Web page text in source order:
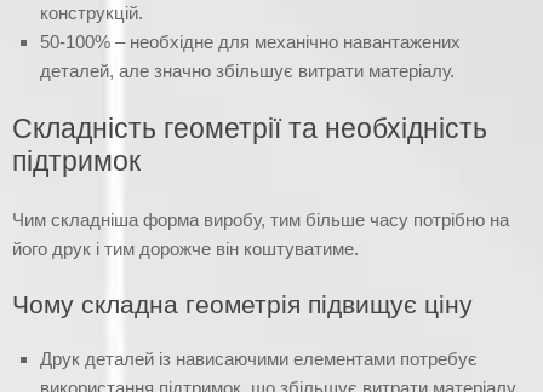
конструкцій.
50-100% – необхідне для механічно навантажених
деталей, але значно збільшує витрати матеріалу.
Складність геометрії та необхідність
підтримок
Чим складніша форма виробу, тим більше часу потрібно на
його друк і тим дорожче він коштуватиме.
Чому складна геометрія підвищує ціну
Друк деталей із нависаючими елементами потребує
використання підтримок, що збільшує витрати матеріалу